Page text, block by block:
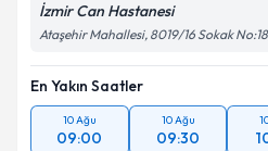
İzmir Can Hastanesi
Ataşehir Mahallesi, 8019/16 Sokak
En Yakın Saatler
10 Ağu
09:00
10 Ağu
09:30